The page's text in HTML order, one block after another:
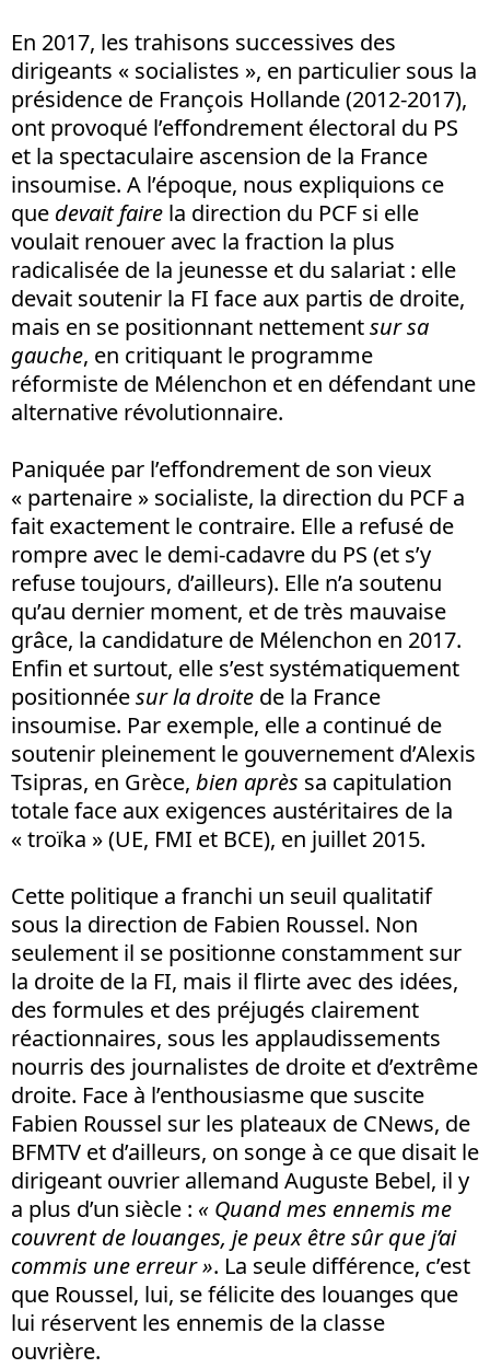
En 2017, les trahisons successives des
dirigeants « socialistes », en particulier sous la
présidence de François Hollande (2012-2017),
ont provoqué l’effondrement électoral du PS
et la spectaculaire ascension de la France
insoumise. A l’époque, nous expliquions ce
que devait faire la direction du PCF si elle
voulait renouer avec la fraction la plus
radicalisée de la jeunesse et du salariat : elle
devait soutenir la FI face aux partis de droite,
mais en se positionnant nettementsur sa
gauche, en critiquant le programme
réformiste de Mélenchon et en défendant une
alternative révolutionnaire.
Paniquée par l’effondrement de son vieux
« partenaire » socialiste, la direction du PCF a
fait exactement le contraire. Elle a refusé de
rompre avec le demi-cadavre du PS (et s’y
refuse toujours, d’ailleurs). Elle n’a soutenu
qu’au dernier moment, et de très mauvaise
grâce, la candidature de Mélenchon en 2017.
Enfin et surtout, elle s’est systématiquement
positionnéesur la droite de la France
insoumise. Par exemple, elle a continué de
soutenir pleinement le gouvernement d’Alexis
Tsipras, en Grèce, bien après sa capitulation
totale face aux exigences austéritaires de la
« troïka » (UE, FMI et BCE), en juillet 2015.
Cette politique a franchi un seuil qualitatif
sous la direction de Fabien Roussel. Non
seulement il se positionne constamment sur
la droite de la FI, mais il flirte avec des idées,
des formules et des préjugés clairement
réactionnaires, sous les applaudissements
nourris des journalistes de droite et d’extrême
droite. Face à l’enthousiasme que suscite
Fabien Roussel sur les plateaux de CNews, de
BFMTV et d’ailleurs, on songe à ce que disait le
dirigeant ouvrier allemand Auguste Bebel, il y
a plus d’un siècle : « Quand mes ennemis me
couvrent de louanges, je peux être sûr que j’ai
commis une erreur ». La seule différence, c’est
que Roussel, lui, se félicite des louanges que
lui réservent les ennemis de la classe
ouvrière.